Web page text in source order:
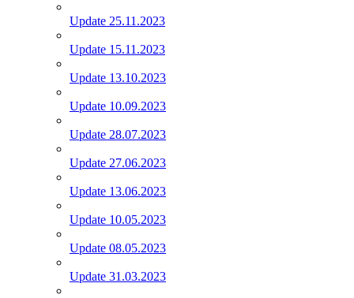
Update 25.11.2023
Update 15.11.2023
Update 13.10.2023
Update 10.09.2023
Update 28.07.2023
Update 27.06.2023
Update 13.06.2023
Update 10.05.2023
Update 08.05.2023
Update 31.03.2023